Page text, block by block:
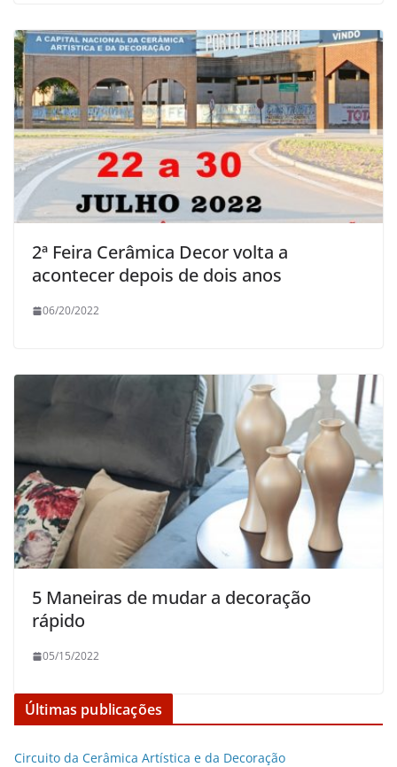
2ª Feira Cerâmica Decor volta a
acontecer depois de dois anos
06/20/2022
5 Maneiras de mudar a decoração
rápido
05/15/2022
Últimas publicações
Circuito da Cerâmica Artística e da Decoração